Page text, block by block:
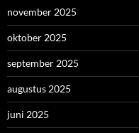
november 2025
oktober 2025
september 2025
augustus 2025
juni 2025